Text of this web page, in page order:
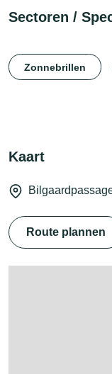
Sectoren /
Zonnebrillen
Kaart
Route plannen